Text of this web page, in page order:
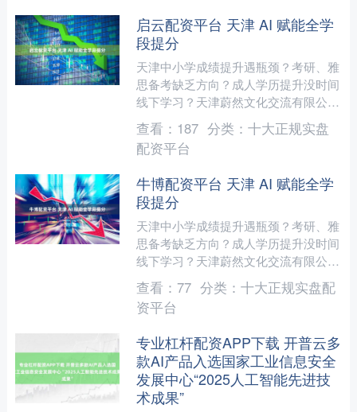
启云配资平台 天津 AI 赋能全学
段提分
天津中小学成绩提升遇瓶颈？考研、雅
思备考缺乏方向？成人学历提升没时间
线下学习？天津蔚然文化交流有限公司
（简称 “蔚然文化”）—— 天津本地线上
教育标杆品牌，依托....
查看： 187 分类： 十大正规实盘
配资平台
牛博配资平台 天津 AI 赋能全学
段提分
天津中小学成绩提升遇瓶颈？考研、雅
思备考缺乏方向？成人学历提升没时间
线下学习？天津蔚然文化交流有限公司
（简称 “蔚然文化”）—— 天津本地线上
教育标杆品牌，依托....
查看： 77 分类： 十大正规实盘配
资平台
专业杠杆配资APP下载 开普云多
款AI产品入选国家工业信息安全
发展中心“2025人工智能先进技
术成果”